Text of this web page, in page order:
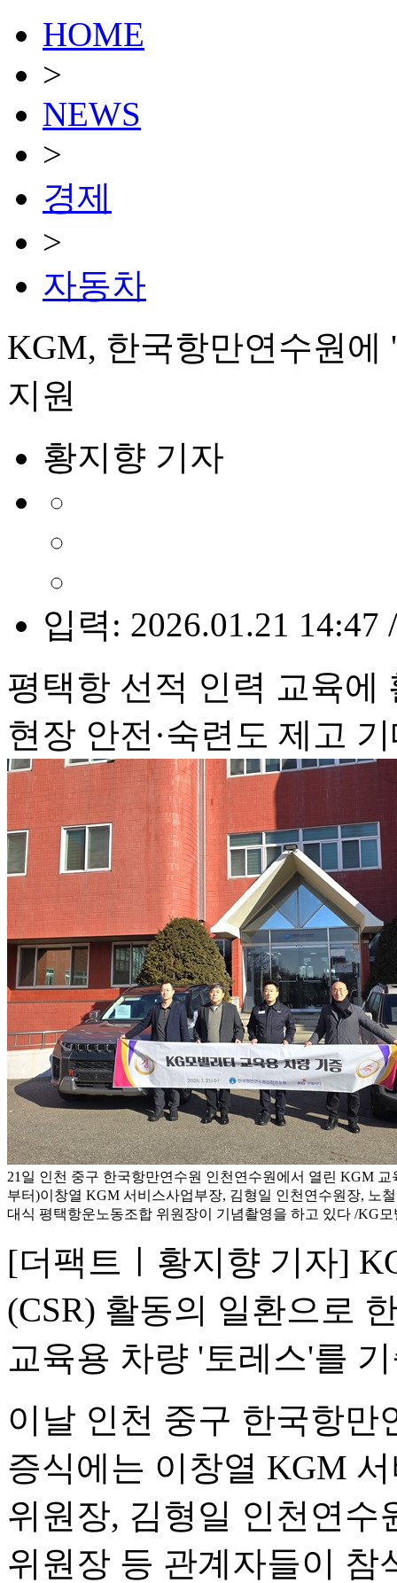
HOME
>
NEWS
>
경제
>
자동차
KGM, 한국항만연수원
지원
황지향 기자
입력: 2026.01.21 14:47
평택항 선적 인력 교육에
현장 안전·숙련도 제고
21일 인천 중구 한국항만연수원 인천연수원에서 열린 KGM
부터)이창열 KGM 서비스사업부장, 김형일 인천연수원장, 노
대식 평택항운노동조합 위원장이 기념촬영을 하고 있다 /KG모
[더팩트ㅣ황지향 기자]
(CSR) 활동의 일환으로
교육용 차량 '토레스'를
이날 인천 중구 한국항
증식에는 이창열 KGM
위원장, 김형일 인천연수
위원장 등 관계자들이 참